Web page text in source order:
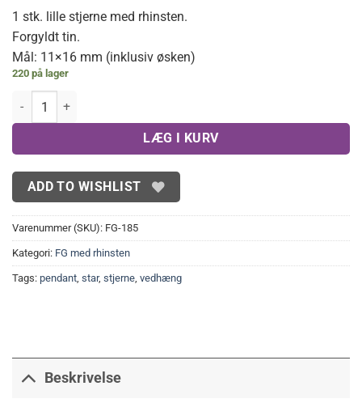
pris
12,00 kr..
pris
9,00 kr..
1 stk. lille stjerne med rhinsten.
Forgyldt tin.
Mål: 11×16 mm (inklusiv øsken)
220 på lager
FG stjerne med rhinsten(1 stk.) antal
LÆG I KURV
ADD TO WISHLIST
Varenummer (SKU): FG-185
Kategori: FG med rhinsten
Tags: pendant star, stjerne vedhæng
Beskrivelse